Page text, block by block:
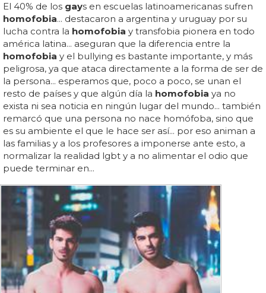
El 40% de los gays en escuelas latinoamericanas sufren
homofobia... destacaron a argentina y uruguay por su
lucha contra la homofobia y transfobia pionera en todo
américa latina... aseguran que la diferencia entre la
homofobia y el bullying es bastante importante, y más
peligrosa, ya que ataca directamente a la forma de ser de
la persona... esperamos que, poco a poco, se unan el
resto de países y que algún día la homofobia ya no
exista ni sea noticia en ningún lugar del mundo... también
remarcó que una persona no nace homófoba, sino que
es su ambiente el que le hace ser así... por eso animan a
las familias y a los profesores a imponerse ante esto, a
normalizar la realidad lgbt y a no alimentar el odio que
puede terminar en...